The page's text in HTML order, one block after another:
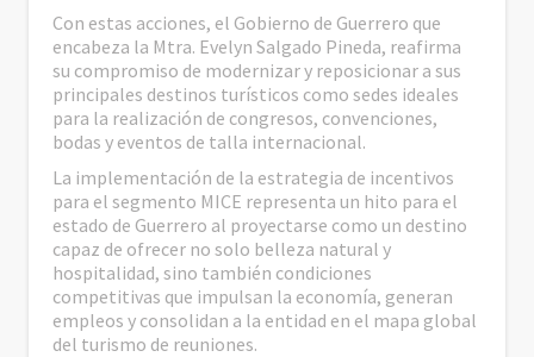
Con estas acciones, el Gobierno de Guerrero que
encabeza la Mtra. Evelyn Salgado Pineda, reafirma
su compromiso de modernizar y reposicionar a sus
principales destinos turísticos como sedes ideales
para la realización de congresos, convenciones,
bodas y eventos de talla internacional.
La implementación de la estrategia de incentivos
para el segmento MICE representa un hito para el
estado de Guerrero al proyectarse como un destino
capaz de ofrecer no solo belleza natural y
hospitalidad, sino también condiciones
competitivas que impulsan la economía, generan
empleos y consolidan a la entidad en el mapa global
del turismo de reuniones.